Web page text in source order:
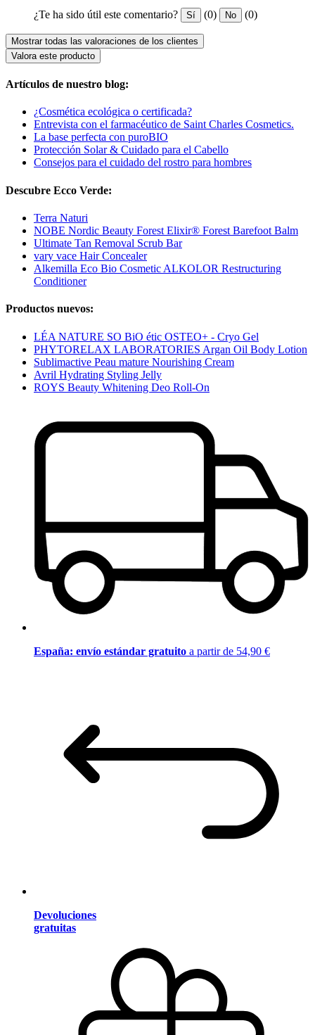
¿Te ha sido útil este comentario? Sí (0) No (0)
Mostrar todas las valoraciones de los clientes
Valora este producto
Artículos de nuestro blog:
¿Cosmética ecológica o certificada?
Entrevista con el farmacéutico de Saint Charles Cosmetics.
La base perfecta con puroBIO
Protección Solar & Cuidado para el Cabello
Consejos para el cuidado del rostro para hombres
Descubre Ecco Verde:
Terra Naturi
NOBE Nordic Beauty Forest Elixir® Forest Barefoot Balm
Ultimate Tan Removal Scrub Bar
vary vace Hair Concealer
Alkemilla Eco Bio Cosmetic ALKOLOR Restructuring
Conditioner
Productos nuevos:
LÉA NATURE SO BiO étic OSTEO+ - Cryo Gel
PHYTORELAX LABORATORIES Argan Oil Body Lotion
Sublimactive Peau mature Nourishing Cream
Avril Hydrating Styling Jelly
ROYS Beauty Whitening Deo Roll-On
España: envío estándar gratuito a partir de 54,90 €
Devoluciones
gratuitas